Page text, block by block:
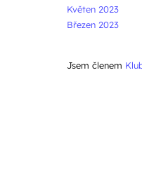
Květen 2023
Březen 2023
Jsem členem